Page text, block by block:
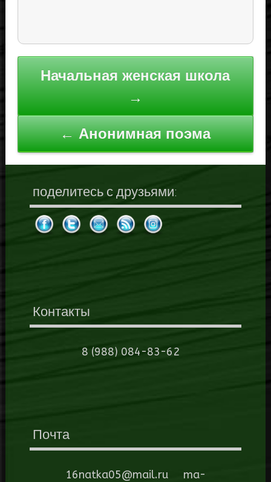
Навигация
по
записям
Начальная женская школа
→
← Анонимная поэма
поделитесь с друзьями:
Контакты
8 (988) 084-83-62
Почта
16natka05@mail.ru ma-